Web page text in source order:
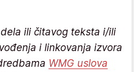
ili čitavog teksta i/ili
i linkovanja izvora
WMG uslova